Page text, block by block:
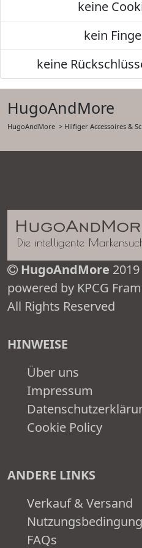
keine
kein
keine
HugoAndMore
HugoAndMore > Hilfiger Accessoires &
HugoAndMore
powered by KPCG
All Rights Reserved
HINWEISE
Über uns
Impressum
Cookie Policy
ANDERE LINKS
Verkauf & Versand
FAQs